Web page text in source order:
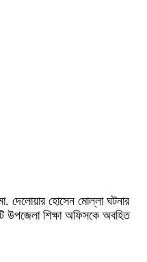
দেলোয়ার হোসেন মোল্লা ঘটনার
উপজেলা শিক্ষা অফিসকে অবহিত